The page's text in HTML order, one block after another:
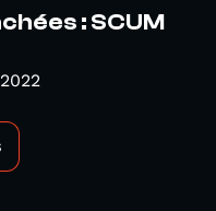
: SCUM